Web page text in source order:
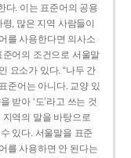
다. 이는 표준어의 공용
, 많은 지역 사람들이
를 사용한다면 의사소
어의 조건으로 서울말
요소가 있다. “나두 간
준어는 아니다. 교양 있
받아 ‘도’라고 쓰는 것
역의 말을 바탕으로
있다. 서울말을 표준
를 사용하면 안 된다는